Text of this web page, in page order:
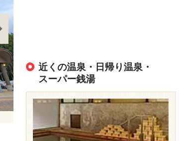
https://travel.rakuten.co.jp/HOTEL/13884/
近くの温泉・日帰り温泉・
スーパー銭湯